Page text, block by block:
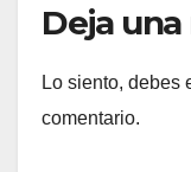
Deja
Lo siento, debes
comentario.